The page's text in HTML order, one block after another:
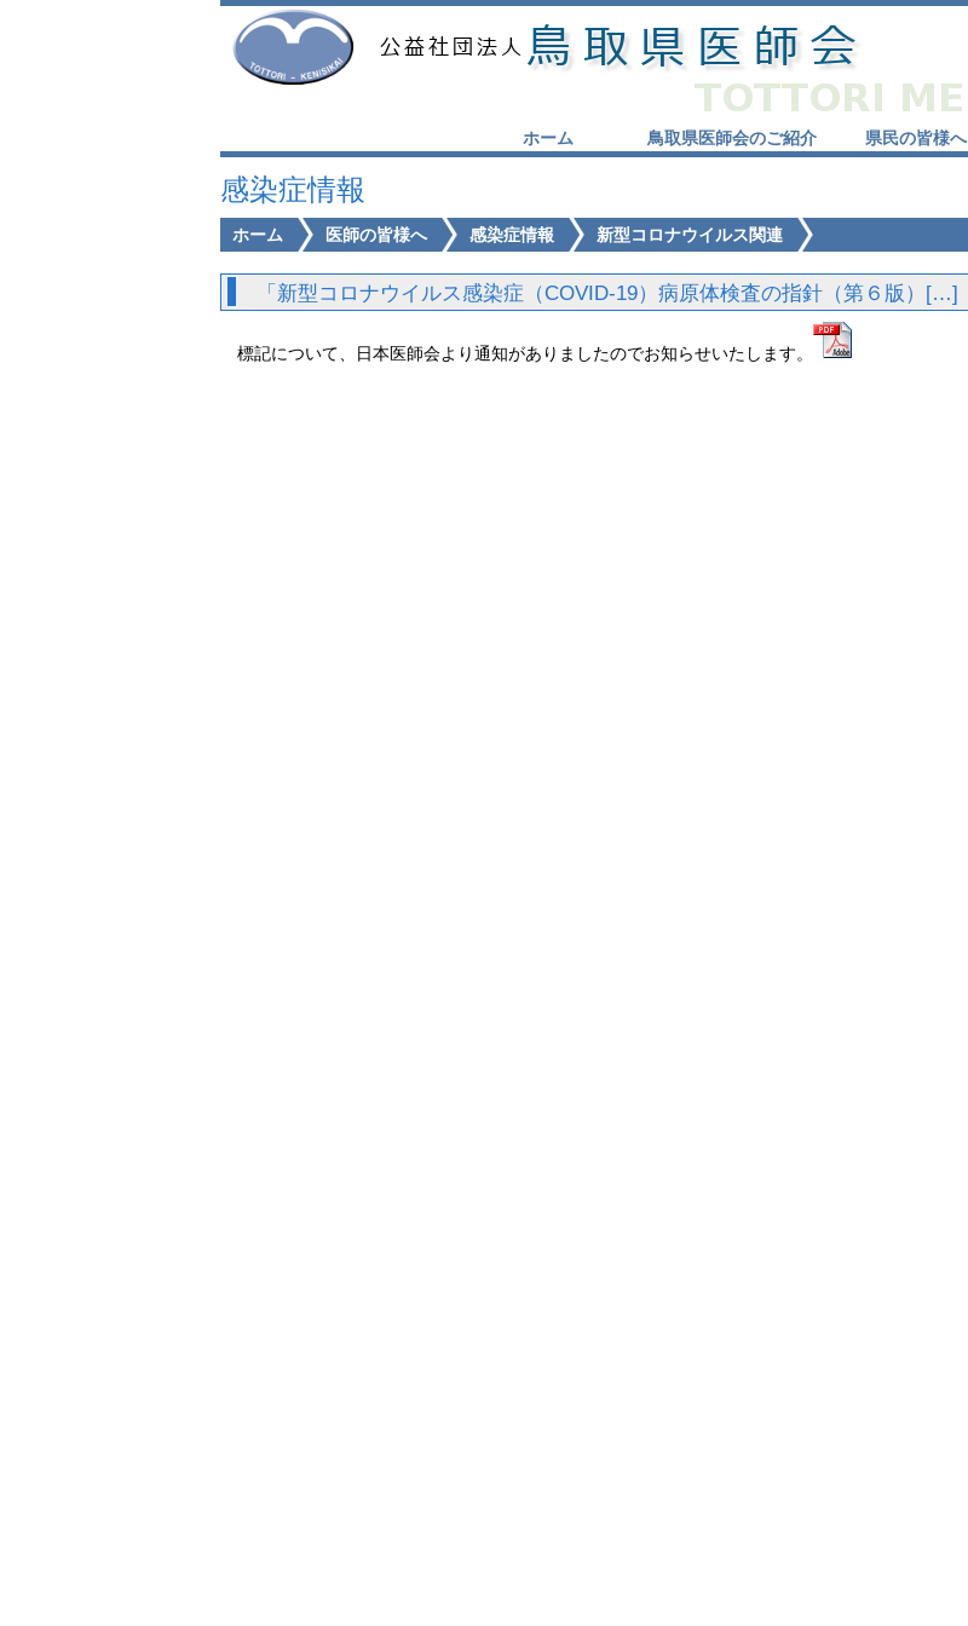
ホーム 鳥取県医師会のご紹介 県民の皆様へ
感染症情報
ホーム 医師の皆様へ 感染症情報 新型コロナウイルス関連
「新型コロナウイルス感染症（COVID-19）病原体検査の指針（第６版）[…]
標記について、日本医師会より通知がありましたのでお知らせいたします。